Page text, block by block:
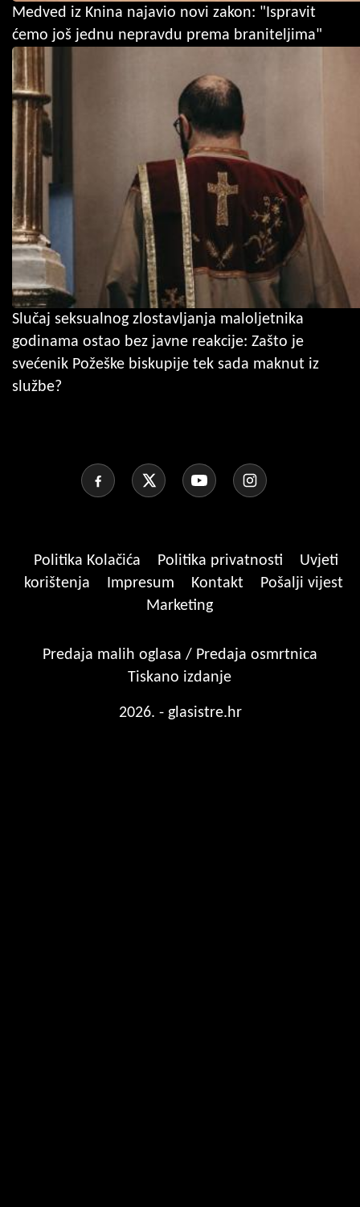
Medved iz Knina najavio novi zakon: "Ispravit
ćemo još jednu nepravdu prema braniteljima"
Slučaj seksualnog zlostavljanja maloljetnika
godinama ostao bez javne reakcije: Zašto je
svećenik Požeške biskupije tek sada maknut iz
službe?
Politika Kolačića Politika privatnosti
Uvjeti
korištenja
Impresum Kontakt
Pošalji vijest
Marketing
Predaja malih oglasa / Predaja osmrtnica
Tiskano izdanje
2026. - glasistre.hr